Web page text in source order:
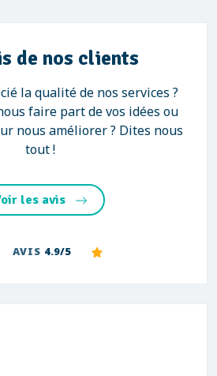
de nos clients
la qualité de nos services ?
faire part de vos idées ou
nous améliorer ? Dites nous
tout !
les avis
AVIS 4.9/5